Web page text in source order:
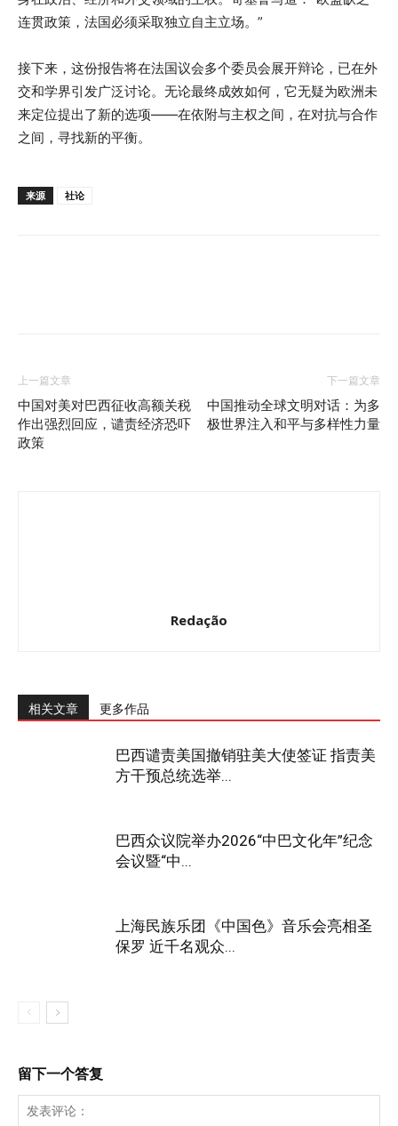
连贯政策，法国必须采取独立自主立场。”
接下来，这份报告将在法国议会多个委员会展开辩论，已在外
交和学界引发广泛讨论。无论最终成效如何，它无疑为欧洲未
来定位提出了新的选项——在依附与主权之间，在对抗与合作
之间，寻找新的平衡。
来源 社论
上一篇文章
中国对美对巴西征收高额关税
作出强烈回应，谴责经济恐吓
政策
下一篇文章
中国推动全球文明对话：为多
极世界注入和平与多样性力量
Redação
相关文章 更多作品
巴西谴责美国撤销驻美大使签证 指责美
方干预总统选举...
巴西众议院举办2026“中巴文化年”纪念
会议暨“中...
上海民族乐团《中国色》音乐会亮相圣
保罗 近千名观众...
留下一个答复